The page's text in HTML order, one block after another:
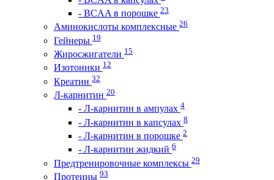
- BCAA в порошке 23
Аминокислоты комплексные 26
Гейнеры 19
Жиросжигатели 15
Изотоники 12
Креатин 32
Л-карнитин 20
- Л-карнитин в ампулах 4
- Л-карнитин в капсулах 8
- Л-карнитин в порошке 2
- Л-карнитин жидкий 6
Предтренировочные комплексы 29
Протеины 93